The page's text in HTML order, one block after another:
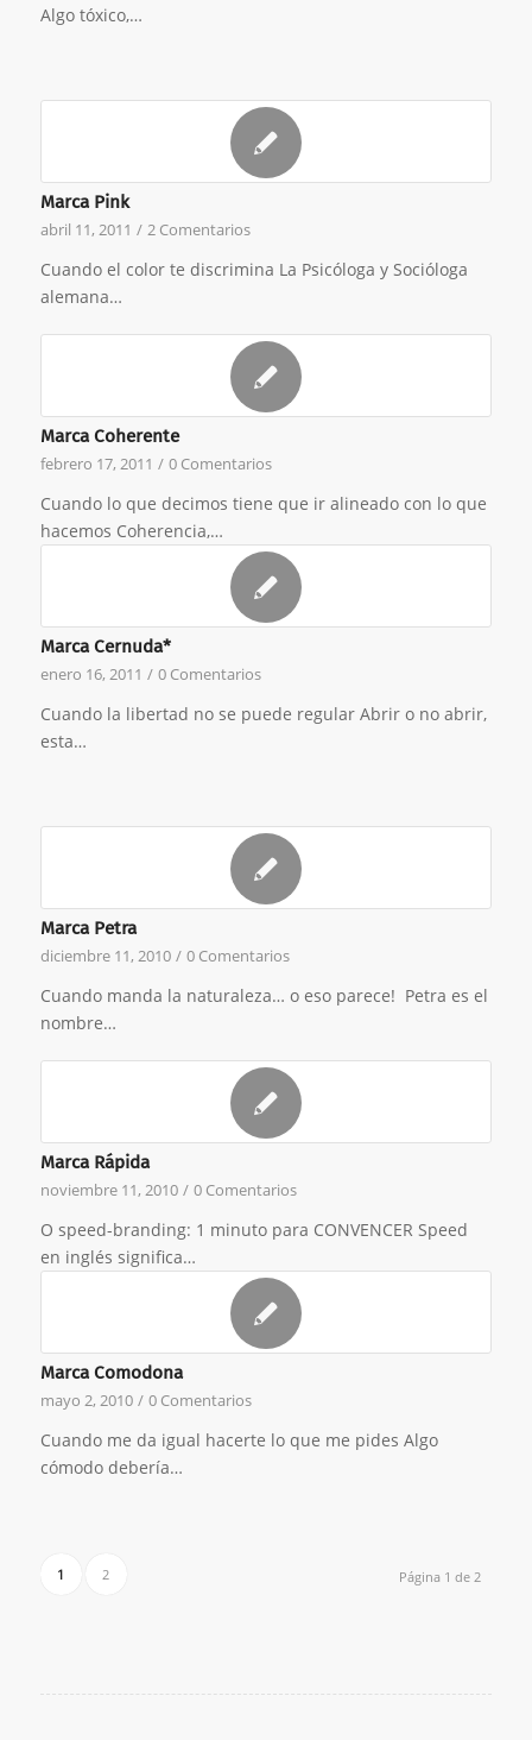
Algo tóxico,…
Marca Pink
abril 11, 2011 / 2 Comentarios
Cuando el color te discrimina La Psicóloga y Socióloga
alemana…
Marca Coherente
febrero 17, 2011 / 0 Comentarios
Cuando lo que decimos tiene que ir alineado con lo que
hacemos Coherencia,…
Marca Cernuda*
enero 16, 2011 / 0 Comentarios
Cuando la libertad no se puede regular Abrir o no abrir,
esta…
Marca Petra
diciembre 11, 2010 / 0 Comentarios
Cuando manda la naturaleza… o eso parece! Petra es el
nombre…
Marca Rápida
noviembre 11, 2010 / 0 Comentarios
O speed-branding: 1 minuto para CONVENCER Speed
en inglés significa…
Marca Comodona
mayo 2, 2010 / 0 Comentarios
Cuando me da igual hacerte lo que me pides Algo
cómodo debería…
Página 1 de 2
1 2